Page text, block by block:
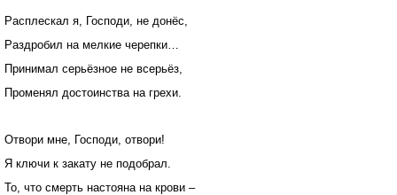
Расплескал я, Господи, не донёс,
Раздробил на мелкие черепки…
Принимал серьёзное не всерьёз,
Променял достоинства на грехи.
Отвори мне, Господи, отвори!
Я ключи к закату не подобрал.
То, что смерть настояна на крови –